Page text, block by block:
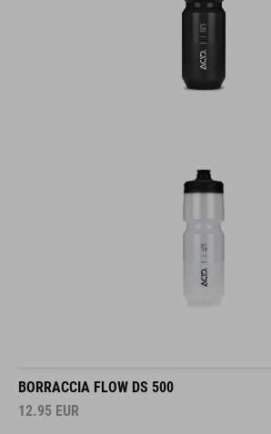
BORRACCIA FLOW DS 500
12.95 EUR